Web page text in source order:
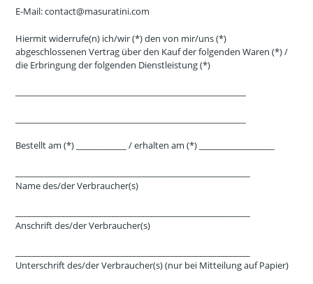
E-Mail: contact@masuratini.com
Hiermit widerrufe(n) ich/wir (*) den von mir/uns (*)
abgeschlossenen Vertrag über den Kauf der folgenden Waren (*) /
die Erbringung der folgenden Dienstleistung (*)
Bestellt am (*) ____________ / erhalten am (*) __________________
Name des/der Verbraucher(s)
Anschrift des/der Verbraucher(s)
Unterschrift des/der Verbraucher(s) (nur bei Mitteilung auf Papier)